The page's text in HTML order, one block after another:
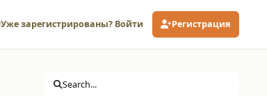
Уже зарегистрированы? Войти Регистрация
Search...